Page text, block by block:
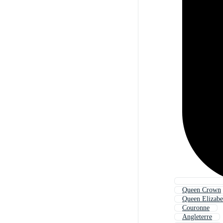
Queen Crown
Queen
Couronne
Angleterre